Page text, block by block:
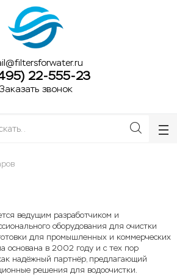
22-555-23
Заказать звонок
ведущим разработчиком и
оборудования для очистки
для промышленных и коммерческих
основана в 2002 году и с тех пор
надёжный партнёр, предлагающий
решения для водоочистки.